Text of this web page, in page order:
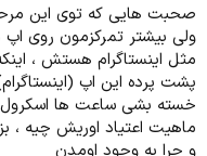
صحبت هایی که توی این
ولی بیشتر تمرکزمون روی
مثل اینستاگرام هستش ،
پشت پرده این اپ
خسته بشی ساعت ها اسکرول
ماهیت اعتیاد اوریش چیه ،